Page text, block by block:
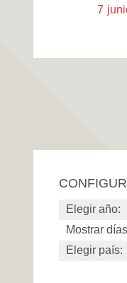
7
Elegir año:
Mostrar
Elegir país: